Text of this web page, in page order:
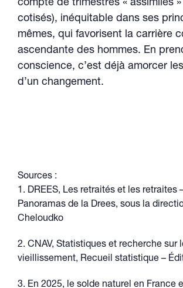
compte de trimestres « assimilés »
cotisés), inéquitable dans ses
mêmes, qui favorisent la carrière
ascendante des hommes. En
conscience, c’est déjà amorcer
d’un changement.
Sources :
1. DREES, Les retraités et les retraites
Panoramas de la Drees, sous la
Cheloudko
2. CNAV, Statistiques et recherche sur
vieillissement, Recueil statistique –
3. En 2025, le solde naturel en France